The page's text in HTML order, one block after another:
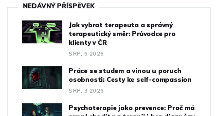
NEDÁVNÝ PŘÍSPĚVEK
Jak vybrat terapeuta a správný
terapeutický směr: Průvodce pro
klienty v ČR
SRP, 6 2026
Práce se studem a vinou u poruch
osobnosti: Cesty ke self-compassion
SRP, 3 2026
Psychoterapie jako prevence: Proč má